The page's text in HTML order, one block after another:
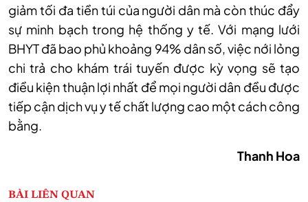
giảm tối đa tiền túi của người dân mà còn thúc đẩy
sự minh bạch trong hệ thống y tế. Với mạng lưới
BHYT đã bao phủ khoảng 94% dân số, việc nới lỏng
chi trả cho khám trái tuyến được kỳ vọng sẽ tạo
điều kiện thuận lợi nhất để mọi người dân đều được
tiếp cận dịch vụ y tế chất lượng cao một cách công
bằng.
Thanh Hoa
BÀI LIÊN QUAN